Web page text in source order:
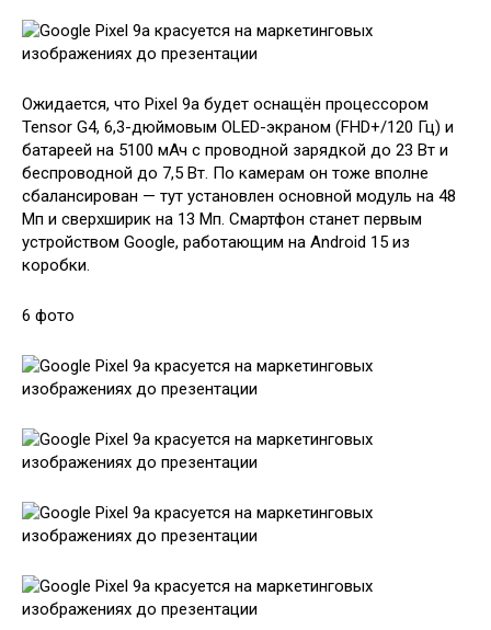
Ожидается, что Pixel 9a будет оснащён процессором
Tensor G4, 6,3-дюймовым OLED-экраном (FHD+/120 Гц) и
батареей на 5100 мАч с проводной зарядкой до 23 Вт и
беспроводной до 7,5 Вт. По камерам он тоже вполне
сбалансирован — тут установлен основной модуль на 48
Мп и сверхширик на 13 Мп. Смартфон станет первым
устройством Google, работающим на Android 15 из
коробки.
6 фото